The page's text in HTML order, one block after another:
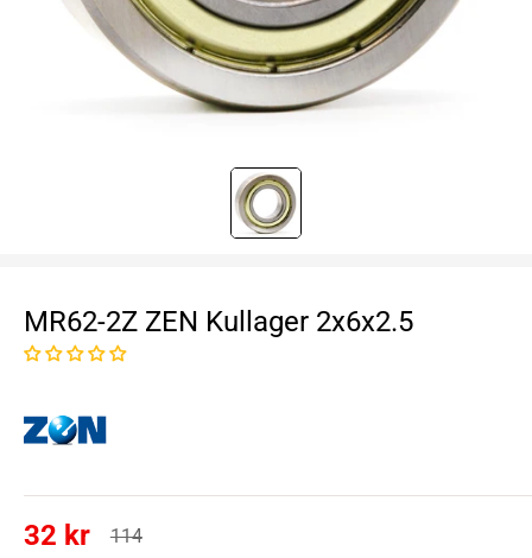
MR62-2Z ZEN Kullager 2x6x2.5
32 kr 114